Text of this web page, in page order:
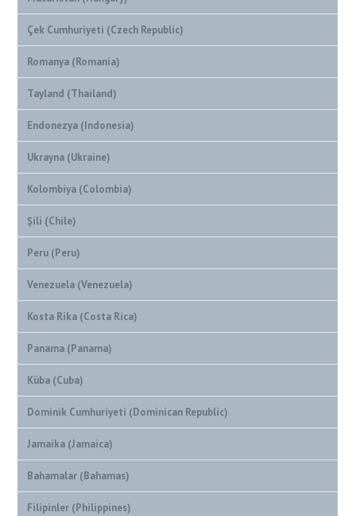
Çek Cumhuriyeti (Czech Republic)
Romanya (Romania)
Tayland (Thailand)
Endonezya (Indonesia)
Ukrayna (Ukraine)
Kolombiya (Colombia)
Şili (Chile)
Peru (Peru)
Venezuela (Venezuela)
Kosta Rika (Costa Rica)
Panama (Panama)
Küba (Cuba)
Dominik Cumhuriyeti (Dominican Republic)
Jamaika (Jamaica)
Bahamalar (Bahamas)
Filipinler (Philippines)